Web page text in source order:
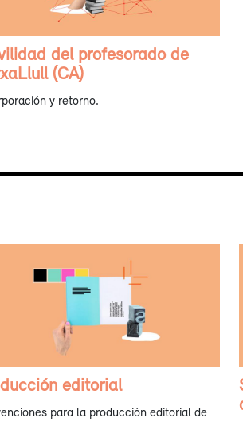
del profesorado de
(CA)
y retorno.
editorial
para la producción editorial de